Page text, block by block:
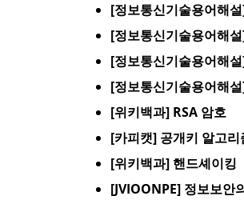
[정보통신기술용어해
[정보통신기술용어해
[정보통신기술용어해
[정보통신기술용어해
[위키백과] RSA 암호
[카피캣] 공개키 알고리
[위키백과] 핸드셰이킹
[JVIOONPE] 정보보안